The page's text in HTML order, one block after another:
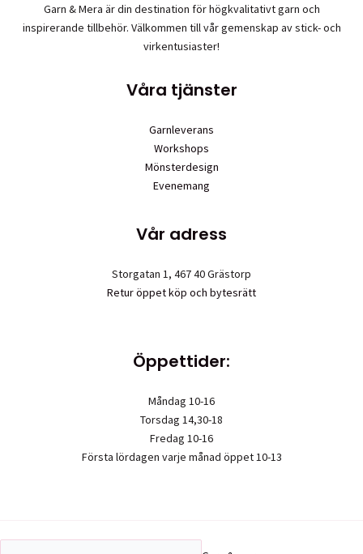
kan
väljas
Garn & Mera är din destination för högkvalitativt garn och
inspirerande tillbehör. Välkommen till vår gemenskap av stick- och
virkentusiaster!
Våra tjänster
Garnleverans
Workshops
Mönsterdesign
Evenemang
Vår adress
Storgatan 1, 467 40 Grästorp
Retur öppet köp och bytesrätt
Öppettider:
Måndag 10-16
Torsdag 14,30-18
Fredag 10-16
Första lördagen varje månad öppet 10-13